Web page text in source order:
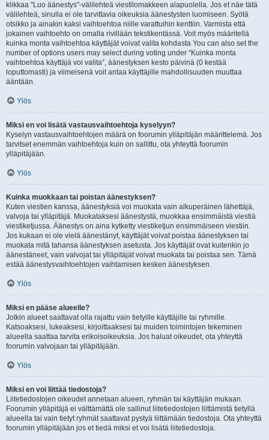
klikkaa "Luo äänestys"-välilehteä viestilomakkeen alapuolella. Jos et näe tätä
välilehteä, sinulla ei ole tarvittavia oikeuksia äänestysten luomiseen. Syötä
otsikko ja ainakin kaksi vaihtoehtoa niille varattuihin kenttiin. Varmista että
jokainen vaihtoehto on omalla rivillään tekstikentässä. Voit myös määritellä
kuinka monta vaihtoehtoa käyttäjät voivat valita kohdasta You can also set the
number of options users may select during voting under “Kuinka monta
vaihtoehtoa käyttäjä voi valita”, äänestyksen kesto päivinä (0 kestää
loputtomasti) ja viimeisenä voit antaa käyttäjille mahdollisuuden muuttaa
ääntään.
Ylös
Miksi en voi lisätä vastausvaihtoehtoja kyselyyn?
Kyselyn vastausvaihtoehtojen määrä on foorumin ylläpitäjän määrittelemä. Jos
tarvitset enemmän vaihtoehtoja kuin on sallittu, ota yhteyttä foorumin
ylläpitäjään.
Ylös
Kuinka muokkaan tai poistan äänestyksen?
Kuten viestien kanssa, äänestyksiä voi muokata vain alkuperäinen lähettäjä,
valvoja tai ylläpitäjä. Muokataksesi äänestystä, muokkaa ensimmäistä viestiä
viestiketjussa. Äänestys on aina kytketty viestiketjun ensimmäiseen viestiin.
Jos kukaan ei ole vielä äänestänyt, käyttäjät voivat poistaa äänestyksen tai
muokata mitä tahansa äänestyksen asetusta. Jos käyttäjät ovat kuitenkin jo
äänestäneet, vain valvojat tai ylläpitäjät voivat muokata tai poistaa sen. Tämä
estää äänestysvaihtoehtojen vaihtamisen kesken äänestyksen.
Ylös
Miksi en pääse alueelle?
Jotkin alueet saattavat olla rajattu vain tietyille käyttäjille tai ryhmille.
Katsoaksesi, lukeaksesi, kirjoittaaksesi tai muiden toimintojen tekeminen
alueella saattaa tarvita erikoisoikeuksia. Jos haluat oikeudet, ota yhteyttä
foorumin valvojaan tai ylläpitäjään.
Ylös
Miksi en voi liittää tiedostoja?
Liitetiedostojen oikeudet annetaan alueen, ryhmän tai käyttäjän mukaan.
Foorumin ylläpitäjä ei välttämättä ole sallinut liitetiedostojen liittämistä tietyllä
alueella tai vain tietyt ryhmät saattavat pystyä liittämään tiedostoja. Ota yhteyttä
foorumin ylläpitäjään jos et tiedä miksi et voi lisätä liitetiedostoja.